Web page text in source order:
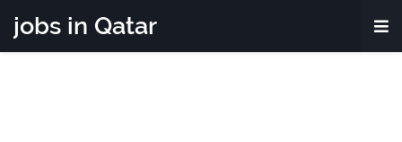
jobs in Qatar